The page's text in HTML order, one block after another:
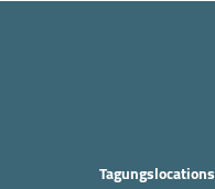
Tagungslocations